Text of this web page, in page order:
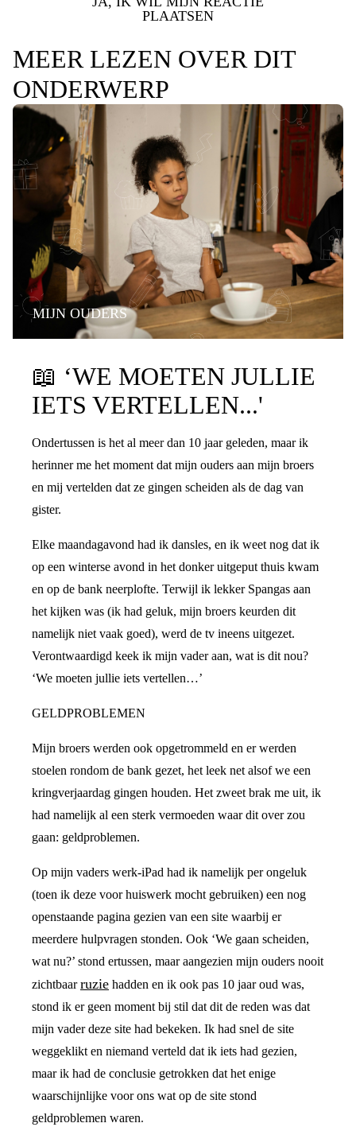
PLAATSEN
MEER LEZEN OVER DIT
ONDERWERP
MIJN OUDERS
📖 ‘WE MOETEN JULLIE
IETS VERTELLEN...'
Ondertussen is het al meer dan 10 jaar geleden, maar ik
herinner me het moment dat mijn ouders aan mijn broers
en mij vertelden dat ze gingen scheiden als de dag van
gister.
Elke maandagavond had ik dansles, en ik weet nog dat ik
op een winterse avond in het donker uitgeput thuis kwam
en op de bank neerplofte. Terwijl ik lekker Spangas aan
het kijken was (ik had geluk, mijn broers keurden dit
namelijk niet vaak goed), werd de tv ineens uitgezet.
Verontwaardigd keek ik mijn vader aan, wat is dit nou?
‘We moeten jullie iets vertellen…’
GELDPROBLEMEN
Mijn broers werden ook opgetrommeld en er werden
stoelen rondom de bank gezet, het leek net alsof we een
kringverjaardag gingen houden. Het zweet brak me uit, ik
had namelijk al een sterk vermoeden waar dit over zou
gaan: geldproblemen.
Op mijn vaders werk-iPad had ik namelijk per ongeluk
(toen ik deze voor huiswerk mocht gebruiken) een nog
openstaande pagina gezien van een site waarbij er
meerdere hulpvragen stonden. Ook ‘We gaan scheiden,
wat nu?’ stond ertussen, maar aangezien mijn ouders nooit
zichtbaarruzie hadden en ik ook pas 10 jaar oud was,
stond ik er geen moment bij stil dat dit de reden was dat
mijn vader deze site had bekeken. Ik had snel de site
weggeklikt en niemand verteld dat ik iets had gezien,
maar ik had de conclusie getrokken dat het enige
waarschijnlijke voor ons wat op de site stond
geldproblemen waren.